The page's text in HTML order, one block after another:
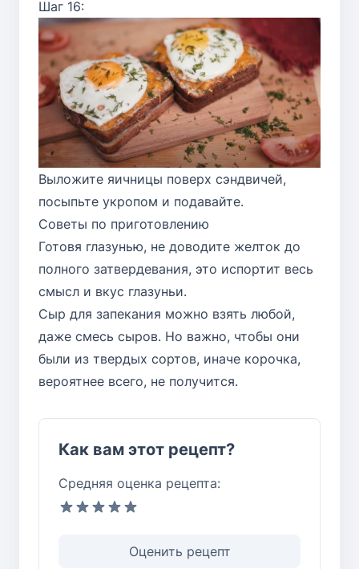
Шаг 16:
Выложите яичницы поверх сэндвичей,
посыпьте укропом и подавайте.
Советы по приготовлению
Готовя глазунью, не доводите желток до
полного затвердевания, это испортит весь
смысл и вкус глазуньи.
Сыр для запекания можно взять любой,
даже смесь сыров. Но важно, чтобы они
были из твердых сортов, иначе корочка,
вероятнее всего, не получится.
Как вам этот рецепт?
Средняя оценка рецепта:
Оценить рецепт